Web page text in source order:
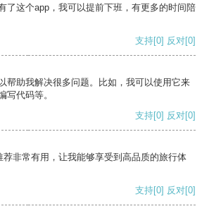
了这个app，我可以提前下班，有更多的时间陪
支持[0] 反对[0]
帮助我解决很多问题。比如，我可以使用它来
写代码等。
支持[0] 反对[0]
非常有用，让我能够享受到高品质的旅行体
支持[0] 反对[0]